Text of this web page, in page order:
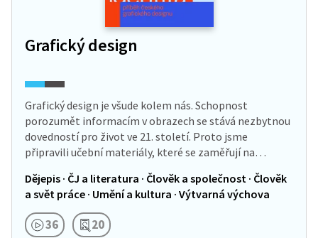
Grafický design
Grafický design je všude kolem nás. Schopnost
porozumět informacím v obrazech se stává nezbytnou
dovedností pro život ve 21. století. Proto jsme
připravili učební materiály, které se zaměřují na…
Dějepis · ČJ a literatura · Člověk a společnost · Člověk
a svět práce · Umění a kultura · Výtvarná výchova
36 20